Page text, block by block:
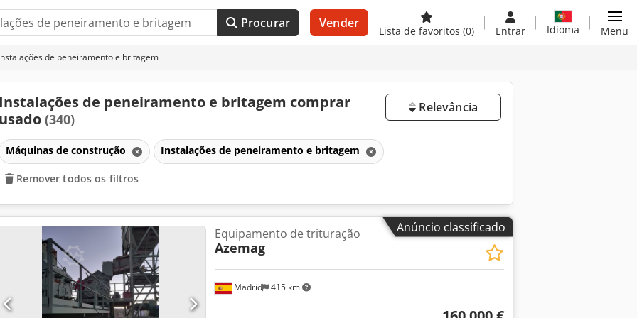
Procurar Vender
Lista de favoritos (0) Entrar Idioma Menu
de peneiramento e britagem
Instalações de peneiramento e britagem comprar
usado (340)
Relevância
Máquinas de construção Instalações de peneiramento e britagem
Remover todos os filtros
Anúncio classificado
Madrid 415 km
Equipamento de trituração
Azemag